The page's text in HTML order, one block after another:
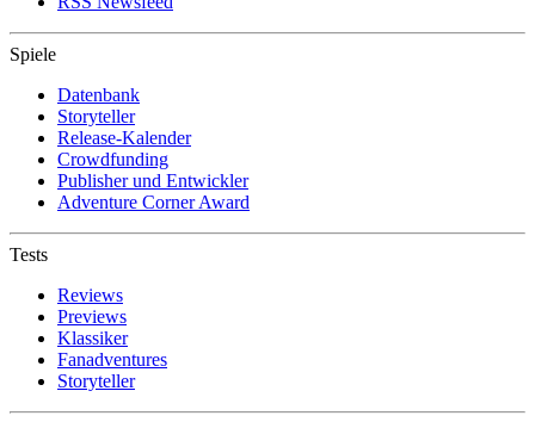
Spiele
Datenbank
Storyteller
Release-Kalender
Crowdfunding
Publisher und Entwickler
Adventure Corner Award
Tests
Reviews
Previews
Klassiker
Fanadventures
Storyteller